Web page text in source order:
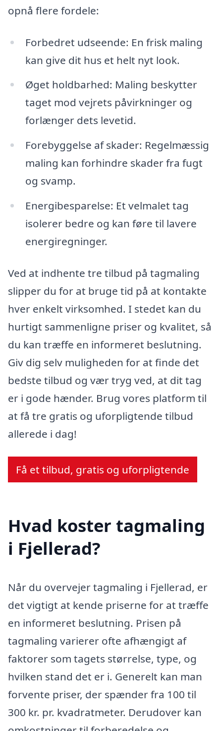
opnå flere fordele:
Forbedret udseende: En frisk maling
kan give dit hus et helt nyt look.
Øget holdbarhed: Maling beskytter
taget mod vejrets påvirkninger og
forlænger dets levetid.
Forebyggelse af skader: Regelmæssig
maling kan forhindre skader fra fugt
og svamp.
Energibesparelse: Et velmalet tag
isolerer bedre og kan føre til lavere
energiregninger.
Ved at indhente tre tilbud på tagmaling
slipper du for at bruge tid på at kontakte
hver enkelt virksomhed. I stedet kan du
hurtigt sammenligne priser og kvalitet, så
du kan træffe en informeret beslutning.
Giv dig selv muligheden for at finde det
bedste tilbud og vær tryg ved, at dit tag
er i gode hænder. Brug vores platform til
at få tre gratis og uforpligtende tilbud
allerede i dag!
Få et tilbud, gratis og uforpligtende
Hvad koster tagmaling
i Fjellerad?
Når du overvejer tagmaling i Fjellerad, er
det vigtigt at kende priserne for at træffe
en informeret beslutning. Prisen på
tagmaling varierer ofte afhængigt af
faktorer som tagets størrelse, type, og
hvilken stand det er i. Generelt kan man
forvente priser, der spænder fra 100 til
300 kr. pr. kvadratmeter. Derudover kan